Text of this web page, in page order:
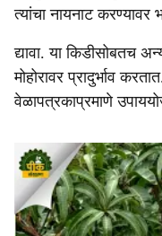
त्यांचा नायनाट करण्यावर
द्यावा. या किडीसोबतच
मोहोरावर प्रादुर्भाव
वेळापत्रकाप्रमाणे